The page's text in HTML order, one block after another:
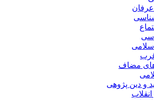
عرفان
مضاف
و دین پژوهی